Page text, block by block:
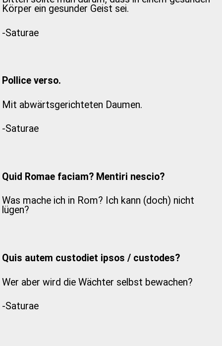
Körper ein gesunder Geist sei.
-Saturae
Pollice verso.
Mit abwärtsgerichteten Daumen.
-Saturae
Quid Romae faciam? Mentiri nescio?
Was mache ich in Rom? Ich kann (doch) nicht
lügen?
Quis autem custodiet ipsos / custodes?
Wer aber wird die Wächter selbst bewachen?
-Saturae